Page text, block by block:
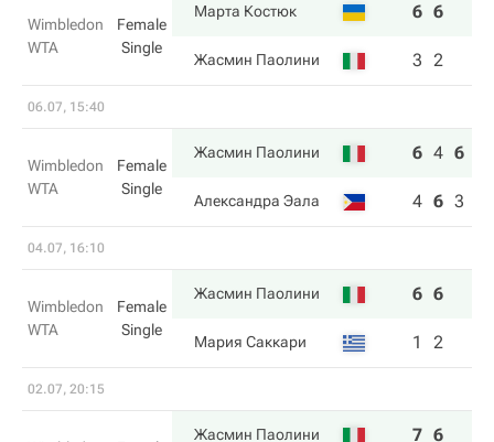
Wimbledon
WTA
Female
Single
Марта Костюк 6 6
Жасмин Паолини 3 2
06.07, 15:40
Wimbledon
WTA
Female
Single
Жасмин Паолини 6 4 6
Александра Эала 4 6 3
04.07, 16:10
Wimbledon
WTA
Female
Single
Жасмин Паолини 6 6
Мария Саккари 1 2
02.07, 20:15
Жасмин Паолини 7 6